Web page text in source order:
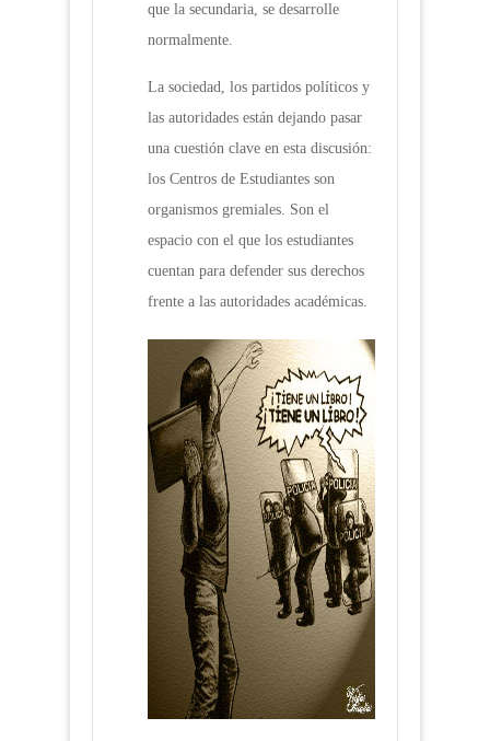
que la secundaria, se desarrolle
normalmente.
La sociedad, los partidos políticos y
las autoridades están dejando pasar
una cuestión clave en esta discusión:
los Centros de Estudiantes son
organismos gremiales. Son el
espacio con el que los estudiantes
cuentan para defender sus derechos
frente a las autoridades académicas.